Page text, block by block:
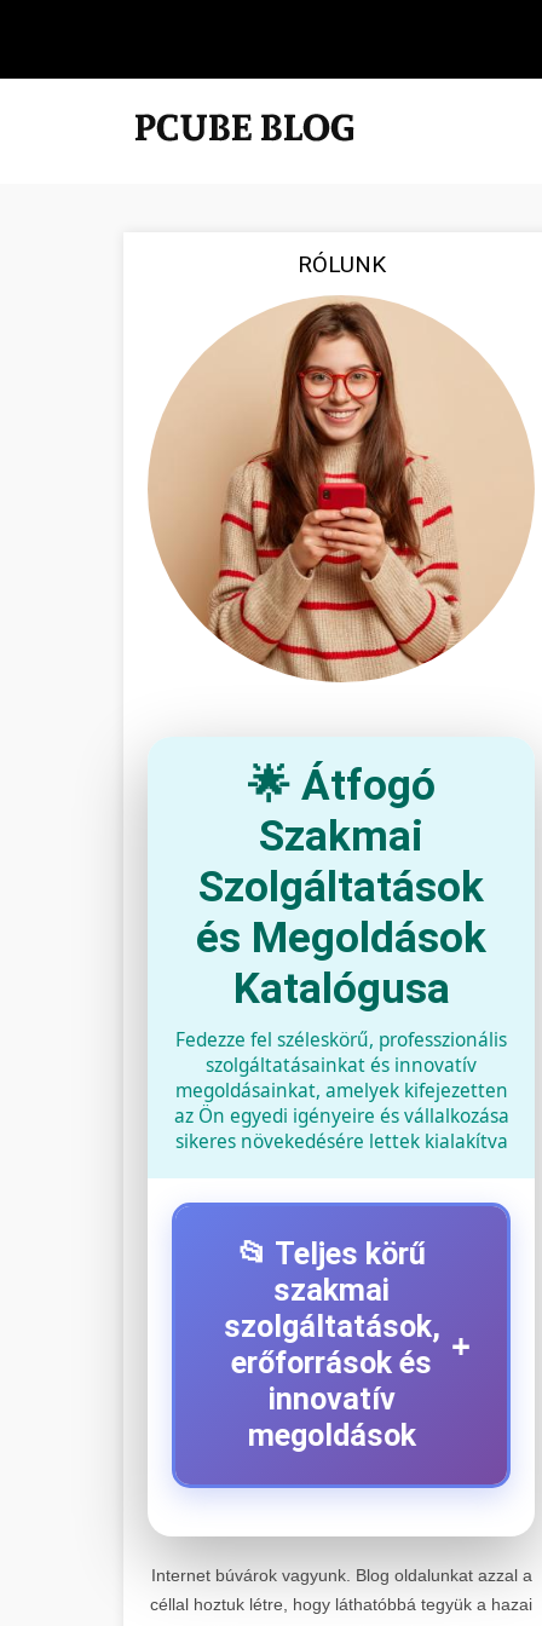
RÓLUNK
🌟 Átfogó
Szakmai
Szolgáltatások
és Megoldások
Katalógusa
Fedezze fel széleskörű, professzionális
szolgáltatásainkat és innovatív
megoldásainkat, amelyek kifejezetten
az Ön egyedi igényeire és vállalkozása
sikeres növekedésére lettek kialakítva
📂 Teljes körű
szakmai
szolgáltatások,
erőforrások és
innovatív
megoldások
+
+
Kiemelkedő szakértelemmel
Internet búvárok vagyunk. Blog oldalunkat azzal a
céllal hoztuk létre, hogy láthatóbbá tegyük a hazai